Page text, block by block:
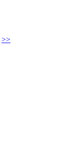
>>